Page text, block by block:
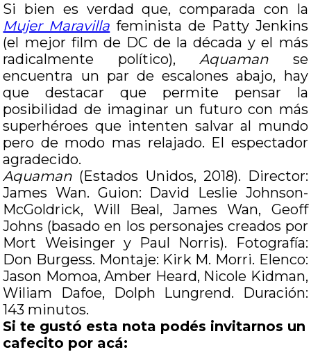
Si bien es verdad que, comparada con la
Mujer Maravilla feminista de Patty Jenkins
(el mejor film de DC de la década y el más
radicalmente político),Aquaman se
encuentra un par de escalones abajo, hay
que destacar que permite pensar la
posibilidad de imaginar un futuro con más
superhéroes que intenten salvar al mundo
pero de modo mas relajado. El espectador
agradecido.
Aquaman (Estados Unidos, 2018). Director:
James Wan. Guion: David Leslie Johnson-
McGoldrick, Will Beal, James Wan, Geoff
Johns (basado en los personajes creados por
Mort Weisinger y Paul Norris). Fotografía:
Don Burgess. Montaje: Kirk M. Morri. Elenco:
Jason Momoa, Amber Heard, Nicole Kidman,
Wiliam Dafoe, Dolph Lungrend. Duración:
143 minutos.
Si te gustó esta nota podés invitarnos un
cafecito por acá: